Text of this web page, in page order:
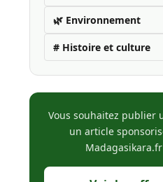
🌿 Environnement
# Histoire et culture
Vous souhaitez publier
un article
Madagasikara.fr